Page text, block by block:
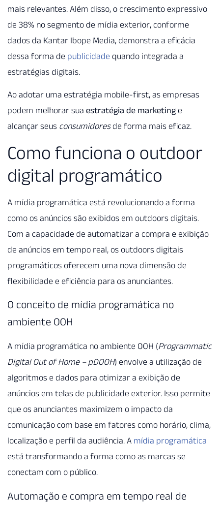
mais relevantes. Além disso, o crescimento expressivo
de 38% no segmento de mídia exterior, conforme
dados da Kantar Ibope Media, demonstra a eficácia
dessa forma de publicidade quando integrada a
estratégias digitais.
Ao adotar uma estratégia mobile-first, as empresas
podem melhorar sua estratégia de marketinge
alcançar seus consumidoresde forma mais eficaz.
Como funciona o outdoor
digital programático
A mídia programática está revolucionando a forma
como os anúncios são exibidos em outdoors digitais.
Com a capacidade de automatizar a compra e exibição
de anúncios em tempo real, os outdoors digitais
programáticos oferecem uma nova dimensão de
flexibilidade e eficiência para os anunciantes.
O conceito de mídia programática no
ambiente OOH
A mídia programática no ambiente OOH (Programmatic
Digital Out of Home – pDOOH) envolve a utilização de
algoritmos e dados para otimizar a exibição de
anúncios em telas de publicidade exterior. Isso permite
que os anunciantes maximizem o impacto da
comunicação com base em fatores como horário, clima,
localização e perfil da audiência. A mídia programática
está transformando a forma como as marcas se
conectam com o público.
Automação e compra em tempo real de